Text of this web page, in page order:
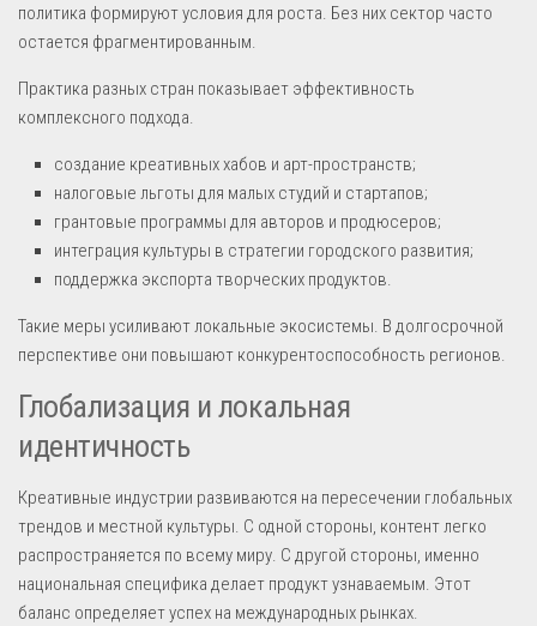
политика формируют условия для роста. Без них сектор часто
остается фрагментированным.
Практика разных стран показывает эффективность
комплексного подхода.
создание креативных хабов и арт-пространств;
налоговые льготы для малых студий и стартапов;
грантовые программы для авторов и продюсеров;
интеграция культуры в стратегии городского развития;
поддержка экспорта творческих продуктов.
Такие меры усиливают локальные экосистемы. В долгосрочной
перспективе они повышают конкурентоспособность регионов.
Глобализация и локальная
идентичность
Креативные индустрии развиваются на пересечении глобальных
трендов и местной культуры. С одной стороны, контент легко
распространяется по всему миру. С другой стороны, именно
национальная специфика делает продукт узнаваемым. Этот
баланс определяет успех на международных рынках.